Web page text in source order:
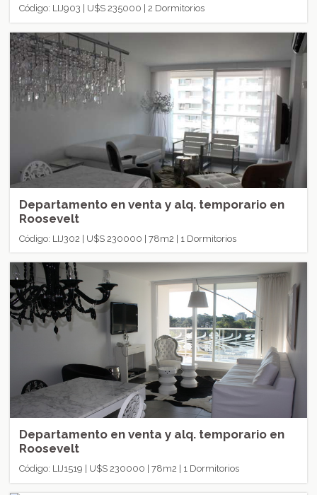
Código: LIJ903 | U$S 235000 | 2 Dormitorios
Departamento en venta y alq. temporario en
Roosevelt
Código: LIJ302 | U$S 230000 | 78m2 | 1 Dormitorios
Departamento en venta y alq. temporario en
Roosevelt
Código: LIJ1519 | U$S 230000 | 78m2 | 1 Dormitorios